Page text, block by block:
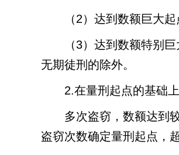
（2）达到数额巨大
（3）达到数额特别
无期徒刑的除外。
2.在量刑起点的基础
多次盗窃，数额达到
盗窃次数确定量刑起点，